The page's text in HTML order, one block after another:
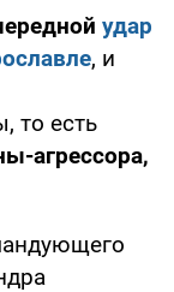
удар
, и
то есть
агрессора,